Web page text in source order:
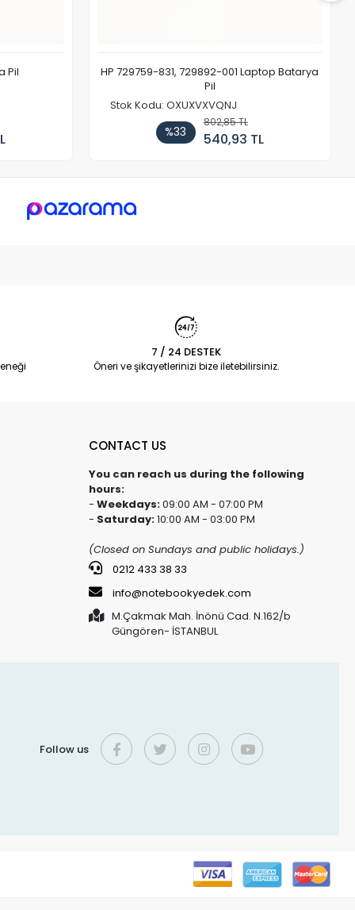
Pil
HP 729759-831, 729892-001 Laptop Batarya
Pil
Stok Kodu: OXUXVXVQNJ
%33
802,85 TL
540,93 TL
7 / 24 DESTEK
Öneri ve şikayetlerinizi bize iletebilirsiniz.
CONTACT US
You can reach us during the following
hours:
- Weekdays:09:00 AM - 07:00 PM
- Saturday:10:00 AM - 03:00 PM
(Closed on Sundays and public holidays.)
0212 433 38 33
info@notebookyedek.com
M.Çakmak Mah. İnönü Cad. N.162/b
Güngören- İSTANBUL
Follow us